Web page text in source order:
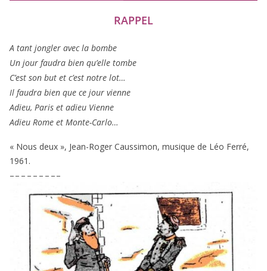
RAPPEL
A tant jon­gler avec la bombe
Un jour fau­dra bien qu’elle tombe
C’est son but et c’est notre lot…
Il fau­dra bien que ce jour vienne
Adieu, Paris et adieu Vienne
Adieu Rome et Monte-Carlo…
« Nous deux », Jean-Roger Caussimon, musique de Léo Ferré,
1961 .
– – – – – – – – –